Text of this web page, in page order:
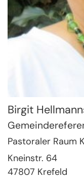
Birgit
Pastoraler Raum
Kneinstr. 64
47807 Krefeld